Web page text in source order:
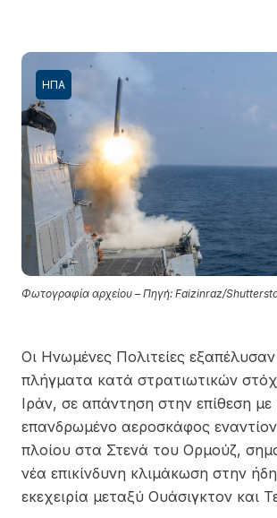
Φωτογραφία αρχείου – Πηγή: Faizinraz/
ΗΠΑ
Οι Ηνωμένες Πολιτείες
πλήγματα κατά στρατιωτικών
Ιράν, σε απάντηση στην επίθεση με
επανδρωμένο αεροσκάφος
πλοίου στα Στενά του Ορμούζ,
νέα επικίνδυνη κλιμάκωση στην
εκεχειρία μεταξύ Ουάσιγκτον και